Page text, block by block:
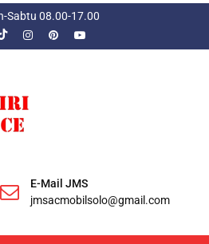
Sabtu 08.00-17.00
E-Mail JMS
jmsacmobilsolo@gmail.com